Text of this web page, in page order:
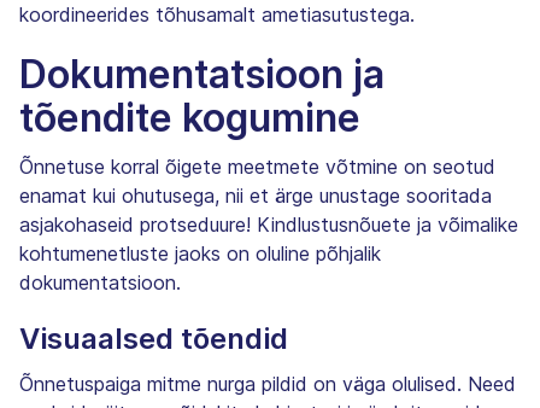
koordineerides tõhusamalt ametiasutustega.
Dokumentatsioon ja
tõendite kogumine
Õnnetuse korral õigete meetmete võtmine on seotud
enamat kui ohutusega, nii et ärge unustage sooritada
asjakohaseid protseduure! Kindlustusnõuete ja võimalike
kohtumenetluste jaoks on oluline põhjalik
dokumentatsioon.
Visuaalsed tõendid
Õnnetuspaiga mitme nurga pildid on väga olulised. Need